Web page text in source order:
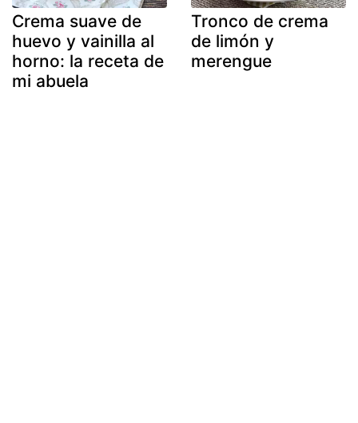
Crema suave de
huevo y vainilla al
horno: la receta de
mi abuela
Tronco de crema
de limón y
merengue